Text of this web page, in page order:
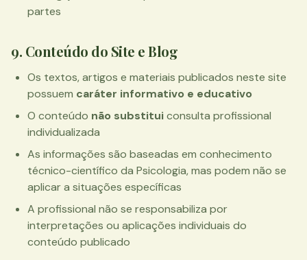
partes
9. Conteúdo do Site e Blog
Os textos, artigos e materiais publicados neste site
possuem caráter informativo e educativo
O conteúdo não substituiconsulta profissional
individualizada
As informações são baseadas em conhecimento
técnico-científico da Psicologia, mas podem não se
aplicar a situações específicas
A profissional não se responsabiliza por
interpretações ou aplicações individuais do
conteúdo publicado